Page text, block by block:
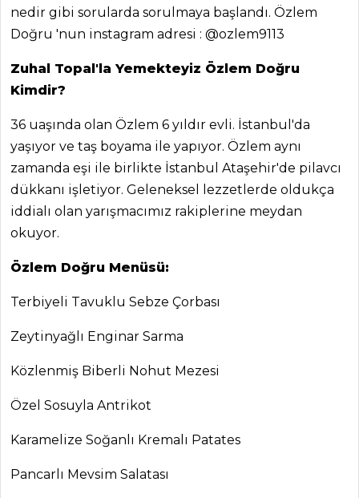
Tüm
Kategoriler
MASTERCHEF
Dolma Tarifi Tarifi,
Tarifi, Nasıl Yapılır?
Tarifi, Nasıl Yapılır?
Masterchef Tüm
Tarifleri
nedir gibi sorularda sorulmaya başlandı. Özlem
Doğru 'nun instagram adresi : @ozlem9113
Zuhal Topal'la Yemekteyiz Özlem Doğru
Kimdir?
36 uaşında olan Özlem 6 yıldır evli. İstanbul'da
yaşıyor ve taş boyama ile yapıyor. Özlem aynı
zamanda eşi ile birlikte İstanbul Ataşehir'de pilavcı
dükkanı işletiyor. Geleneksel lezzetlerde oldukça
iddialı olan yarışmacımız rakiplerine meydan
okuyor.
Özlem Doğru Menüsü:
Terbiyeli Tavuklu Sebze Çorbası
Zeytinyağlı Enginar Sarma
Közlenmiş Biberli Nohut Mezesi
Özel Sosuyla Antrikot
Karamelize Soğanlı Kremalı Patates
Pancarlı Mevsim Salatası